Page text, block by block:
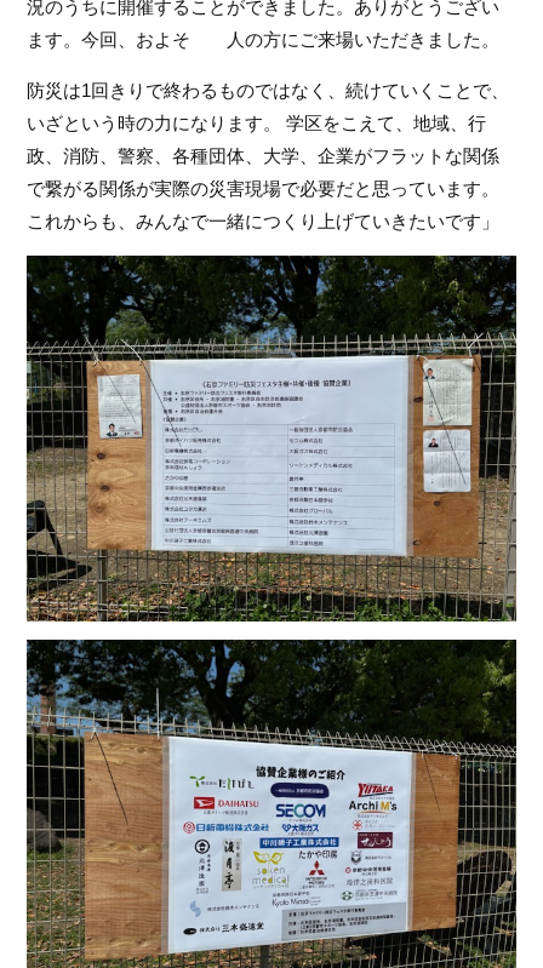
況のうちに開催することができました。ありがとうござい
ます。今回、およそ　　人の方にご来場いただきました。
防災は1回きりで終わるものではなく、続けていくことで、
いざという時の力になります。 学区をこえて、地域、行
政、消防、警察、各種団体、大学、企業がフラットな関係
で繋がる関係が実際の災害現場で必要だと思っています。
これからも、みんなで一緒につくり上げていきたいです」